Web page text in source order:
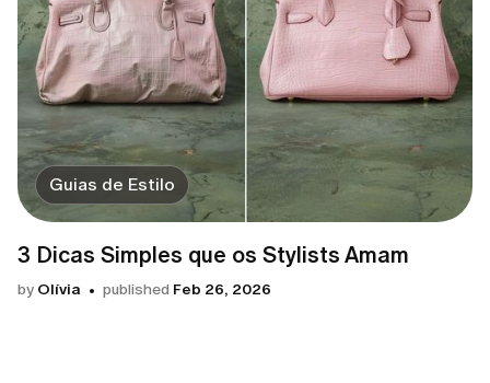
Guias de Estilo
3 Dicas Simples que os Stylists Amam
by Olívia published Feb 26, 2026